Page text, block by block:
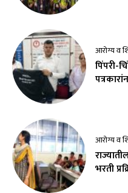
आरोग्य व
पिंपरी-
आरोग्य व
भरती